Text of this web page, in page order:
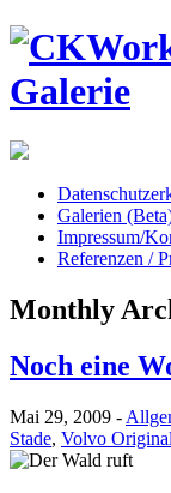
Galerien
Impressum/
Referenzen /
Monthly
Noch eine
Mai 29, 2009 -
Stade, Volvo Original